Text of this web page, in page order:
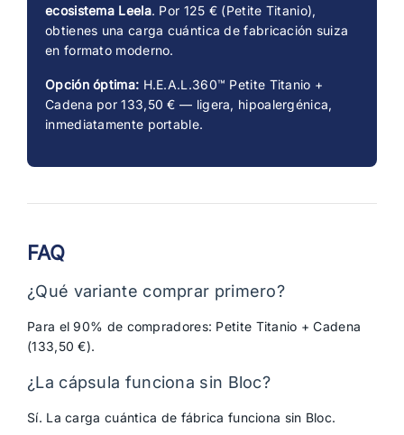
ecosistema Leela. Por 125 € (Petite Titanio),
obtienes una carga cuántica de fabricación suiza
en formato moderno.
Opción óptima: H.E.A.L.360™ Petite Titanio +
Cadena por 133,50 € — ligera, hipoalergénica,
inmediatamente portable.
FAQ
¿Qué variante comprar primero?
Para el 90% de compradores: Petite Titanio + Cadena
(133,50 €).
¿La cápsula funciona sin Bloc?
Sí. La carga cuántica de fábrica funciona sin Bloc.